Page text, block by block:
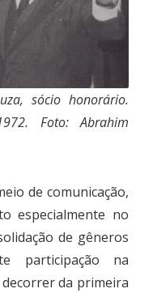
sócio honorário.
Foto: Abrahim
de comunicação,
especialmente no
de gêneros
participação na
da primeira